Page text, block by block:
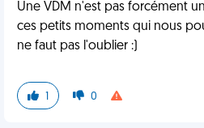
Une VDM n'est pas forcément
ces petits moments qui nous
ne faut pas l'oublier :)
1 0